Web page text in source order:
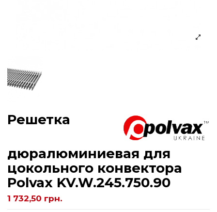
Решетка
дюралюминиевая для
цокольного конвектора
Рolvax KV.W.245.750.90
1 732,50 грн.